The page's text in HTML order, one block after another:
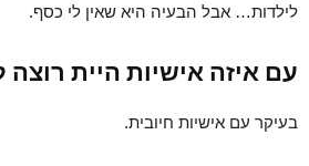
לילדות… אבל הבעיה היא שאין לי כסף.
עם איזה אישיות היית רוצה
בעיקר עם אישיות חיובית.